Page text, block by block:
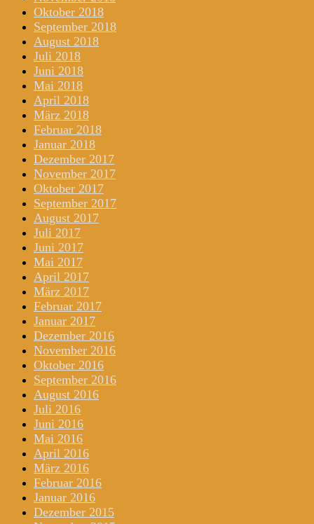
Oktober 2018
September 2018
August 2018
Juli 2018
Juni 2018
Mai 2018
April 2018
März 2018
Februar 2018
Januar 2018
Dezember 2017
November 2017
Oktober 2017
September 2017
August 2017
Juli 2017
Juni 2017
Mai 2017
April 2017
März 2017
Februar 2017
Januar 2017
Dezember 2016
November 2016
Oktober 2016
September 2016
August 2016
Juli 2016
Juni 2016
Mai 2016
April 2016
März 2016
Februar 2016
Januar 2016
Dezember 2015